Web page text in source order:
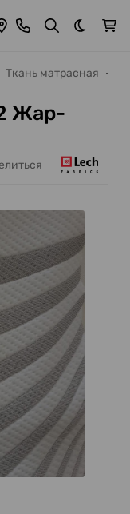
Темная
Ткань матрасная
Жар-